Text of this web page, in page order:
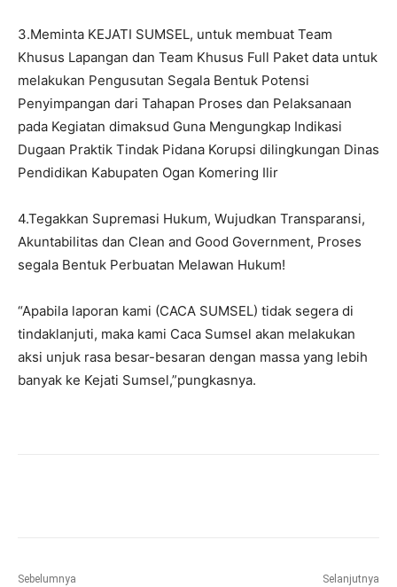
3.Meminta KEJATI SUMSEL, untuk membuat Team
Khusus Lapangan dan Team Khusus Full Paket data untuk
melakukan Pengusutan Segala Bentuk Potensi
Penyimpangan dari Tahapan Proses dan Pelaksanaan
pada Kegiatan dimaksud Guna Mengungkap Indikasi
Dugaan Praktik Tindak Pidana Korupsi dilingkungan Dinas
Pendidikan Kabupaten Ogan Komering Ilir
4.Tegakkan Supremasi Hukum, Wujudkan Transparansi,
Akuntabilitas dan Clean and Good Government, Proses
segala Bentuk Perbuatan Melawan Hukum!
“Apabila laporan kami (CACA SUMSEL) tidak segera di
tindaklanjuti, maka kami Caca Sumsel akan melakukan
aksi unjuk rasa besar-besaran dengan massa yang lebih
banyak ke Kejati Sumsel,”pungkasnya.
Sebelumnya Selanjutnya